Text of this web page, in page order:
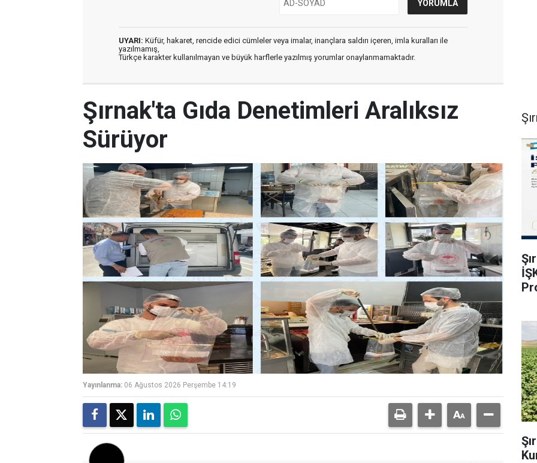
UYARI: Küfür, hakaret, rencide edici cümleler veya imalar, inançlara saldırı içeren, imla kuralları ile
yazılmamış,
Türkçe karakter kullanılmayan ve büyük harflerle yazılmış yorumlar onaylanmamaktadır.
Şırnak'ta Gıda Denetimleri Aralıksız
Sürüyor
Yayınlanma: 06 Ağustos 2026 Perşembe 14:19